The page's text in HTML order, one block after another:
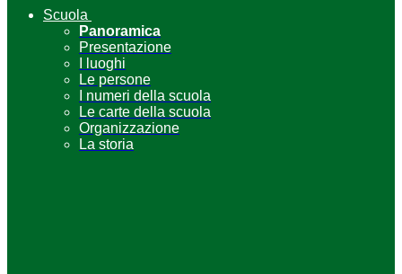
Scuola
Panoramica
Presentazione
I luoghi
Le persone
I numeri della scuola
Le carte della scuola
Organizzazione
La storia